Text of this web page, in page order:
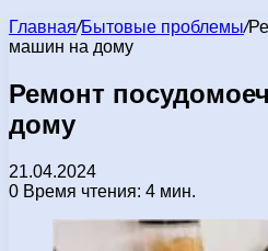
Главная/Бытовые проблемы/
машин на дому
Ремонт
дому
21.04.2024
0 Время чтения: 4 мин.